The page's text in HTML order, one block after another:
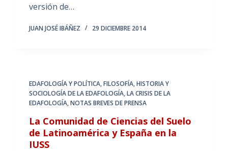
versión de…
JUAN JOSÉ IBÁÑEZ 29 DICIEMBRE 2014
EDAFOLOGÍA Y POLÍTICA,FILOSOFÍA, HISTORIA Y
SOCIOLOGÍA DE LA EDAFOLOGÍA,LA CRISIS DE LA
EDAFOLOGÍA,NOTAS BREVES DE PRENSA
La Comunidad de Ciencias del Suelo
de Latinoamérica y España en la
IUSS